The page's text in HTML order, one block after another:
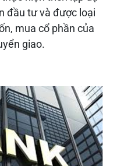
đầu tư và được loại
mua cổ phần của
giao.